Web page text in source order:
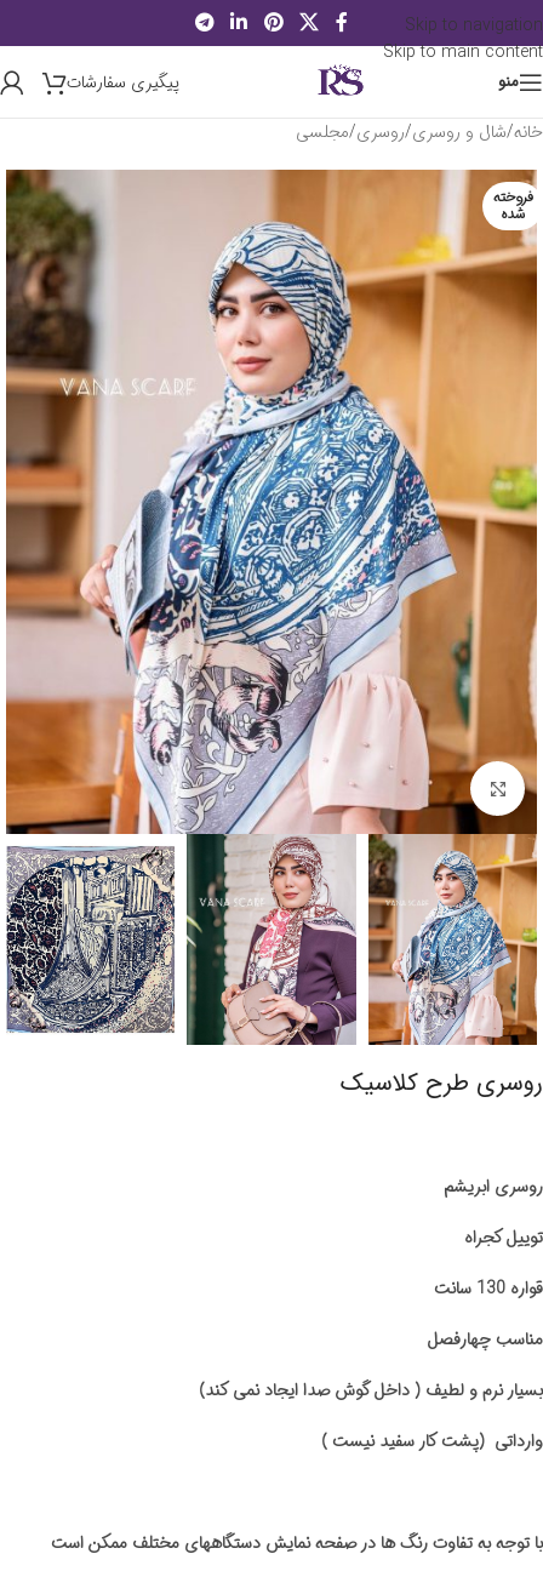
Skip to navigation
Skip to main content
منو
پیگیری سفارشات
خانه/شال و روسری/روسری/مجلسی
فروخته
شده
برای بزرگنمایی کلیک کنید
روسری طرح کلاسیک
روسری ابریشم
توییل کجراه
قواره 130 سانت
مناسب چهارفصل
بسیار نرم و لطیف ( داخل گوش صدا ایجاد نمی کند)
وارداتی (پشت کار سفید نیست )
با توجه به تفاوت رنگ ها در صفحه نمایش دستگاههای مختلف ممکن است